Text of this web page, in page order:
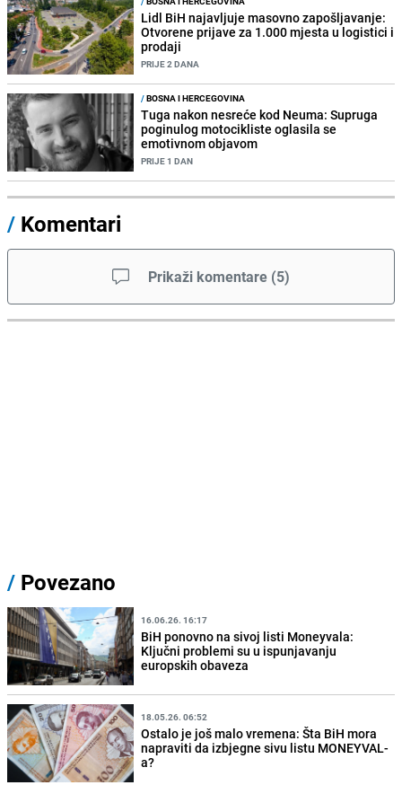
Lidl BiH najavljuje masovno zapošljavanje:
Otvorene prijave za 1.000 mjesta u logistici i
prodaji
PRIJE 2 DANA
/BOSNA I HERCEGOVINA
Tuga nakon nesreće kod Neuma: Supruga
poginulog motocikliste oglasila se
emotivnom objavom
PRIJE 1 DAN
/ Komentari
Prikaži komentare (5)
/ Povezano
16.06.26. 16:17
BiH ponovno na sivoj listi Moneyvala:
Ključni problemi su u ispunjavanju
europskih obaveza
18.05.26. 06:52
Ostalo je još malo vremena: Šta BiH mora
napraviti da izbjegne sivu listu MONEYVAL-
a?